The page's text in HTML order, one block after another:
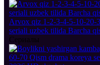
Arvox qiz 1-2-3-4-5-10-20-
seriali uzbek tilida Barcha
Сериалы